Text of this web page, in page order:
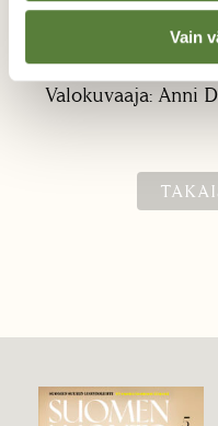
Vain
Valokuvaaja: Anni